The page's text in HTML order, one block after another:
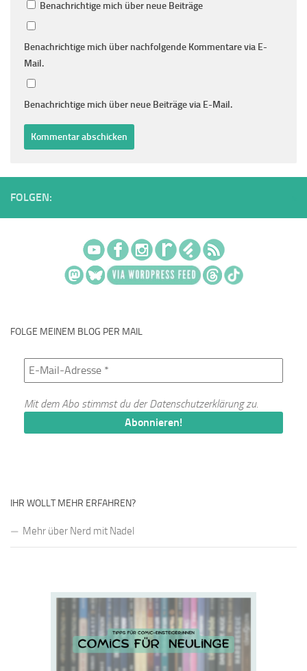
Benachrichtige mich über neue Beiträge
Benachrichtige mich über nachfolgende Kommentare via E-
Mail.
Benachrichtige mich über neue Beiträge via E-Mail.
FOLGEN:
FOLGE MEINEM BLOG PER MAIL
Mit dem Abo stimmst du derDatenschutzerklärungzu.
IHR WOLLT MEHR ERFAHREN?
Mehr über Nerd mit Nadel